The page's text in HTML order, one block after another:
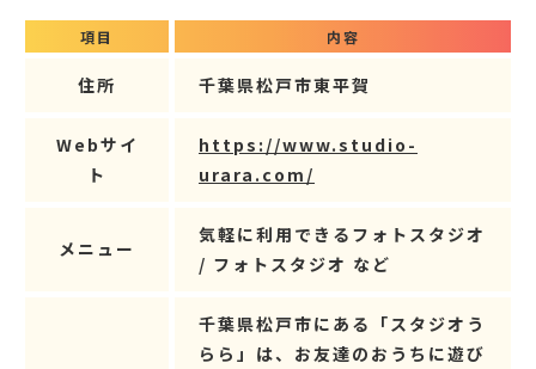
項目 内容
住所 千葉県松戸市東平賀
Webサイ
ト
https://www.studio-
urara.com/
メニュー
気軽に利用できるフォトスタジオ
/ フォトスタジオ など
千葉県松戸市にある「スタジオう
らら」は、お友達のおうちに遊び